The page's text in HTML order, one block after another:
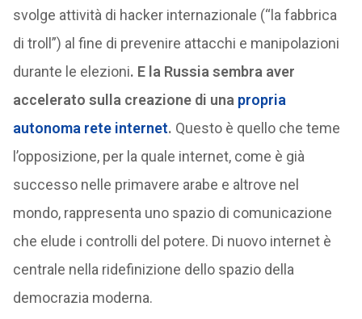
svolge attività di hacker internazionale (“la fabbrica
di troll”) al fine di prevenire attacchi e manipolazioni
durante le elezioni. E la Russia sembra aver
accelerato sulla creazione di una propria
autonoma rete internet. Questo è quello che teme
l’opposizione, per la quale internet, come è già
successo nelle primavere arabe e altrove nel
mondo, rappresenta uno spazio di comunicazione
che elude i controlli del potere. Di nuovo internet è
centrale nella ridefinizione dello spazio della
democrazia moderna.